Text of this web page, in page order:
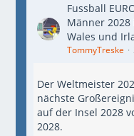
Fussball
Männer
Wales und
TommyTreske
Der Weltmeister
nächste
auf der Insel 2028
2028.